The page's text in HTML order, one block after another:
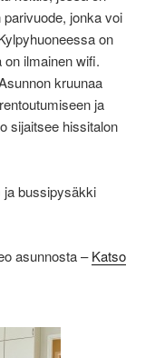
jonka voi
on
ilmainen wifi.
kruunaa
ja
sijaitsee hissitalon
ja bussipysäkki
asunnosta –Katso